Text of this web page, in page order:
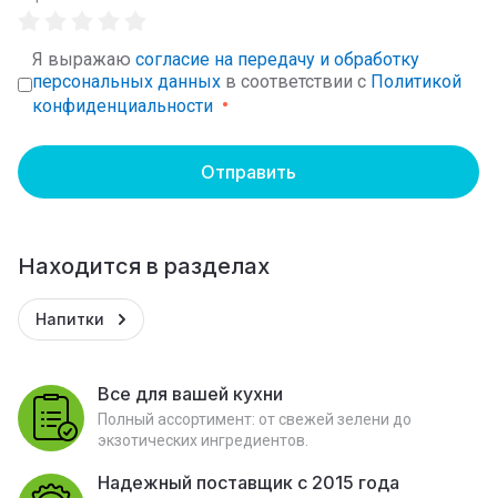
Я выражаю согласие на передачу и обработку
персональных данных в соответствии с Политикой
конфиденциальности
Отправить
Находится в разделах
Напитки
Все для вашей кухни
Полный ассортимент: от свежей зелени до
экзотических ингредиентов.
Надежный поставщик с 2015 года